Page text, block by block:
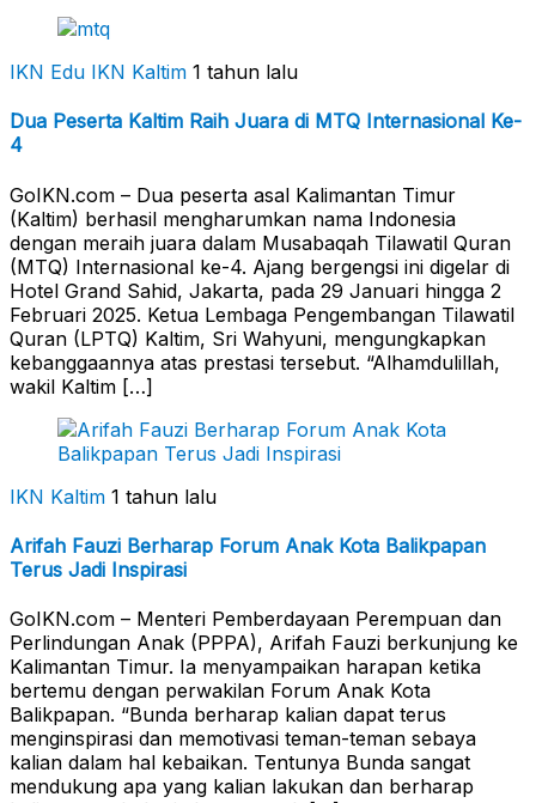
IKN Edu IKN Kaltim 1 tahun lalu
Dua Peserta Kaltim Raih Juara di MTQ Internasional Ke-
4
GoIKN.com – Dua peserta asal Kalimantan Timur
(Kaltim) berhasil mengharumkan nama Indonesia
dengan meraih juara dalam Musabaqah Tilawatil Quran
(MTQ) Internasional ke-4. Ajang bergengsi ini digelar di
Hotel Grand Sahid, Jakarta, pada 29 Januari hingga 2
Februari 2025. Ketua Lembaga Pengembangan Tilawatil
Quran (LPTQ) Kaltim, Sri Wahyuni, mengungkapkan
kebanggaannya atas prestasi tersebut. “Alhamdulillah,
wakil Kaltim […]
IKN Kaltim 1 tahun lalu
Arifah Fauzi Berharap Forum Anak Kota Balikpapan
Terus Jadi Inspirasi
GoIKN.com – Menteri Pemberdayaan Perempuan dan
Perlindungan Anak (PPPA), Arifah Fauzi berkunjung ke
Kalimantan Timur. Ia menyampaikan harapan ketika
bertemu dengan perwakilan Forum Anak Kota
Balikpapan. “Bunda berharap kalian dapat terus
menginspirasi dan memotivasi teman-teman sebaya
kalian dalam hal kebaikan. Tentunya Bunda sangat
mendukung apa yang kalian lakukan dan berharap